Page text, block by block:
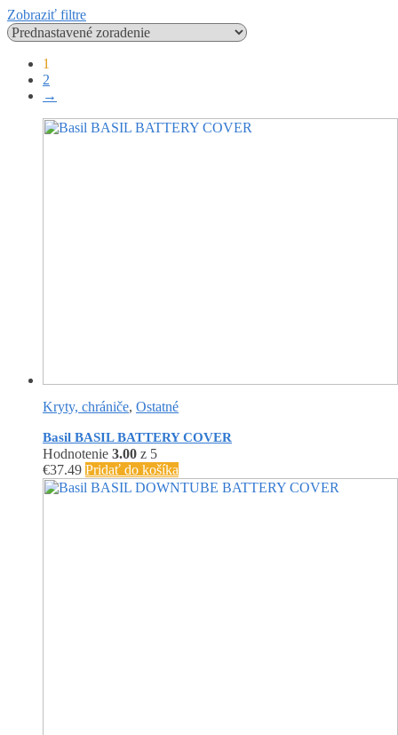
Zobraziť filtre
1
2
→
Kryty, chrániče, Ostatné
Basil BASIL BATTERY COVER
Hodnotenie 3.00 z 5
€37.49 Pridať do košíka